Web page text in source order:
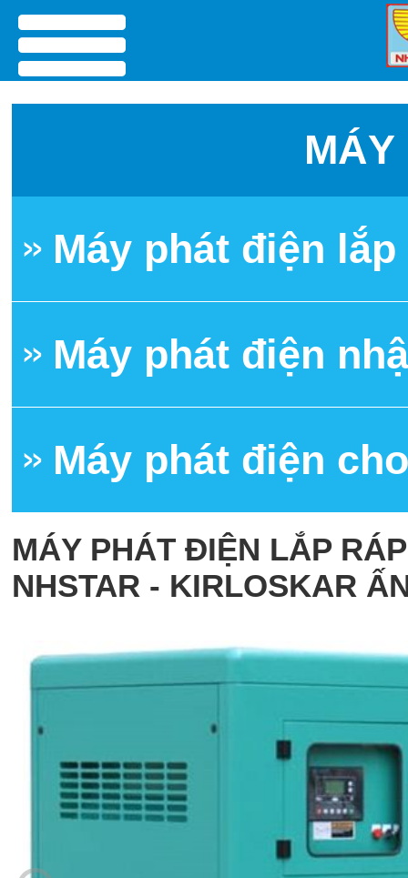
menu
Máy phát điện lắp
Máy phát điện
Máy phát điện
MÁY PHÁT ĐIỆN LẮP
NHSTAR - KIRLOSKAR